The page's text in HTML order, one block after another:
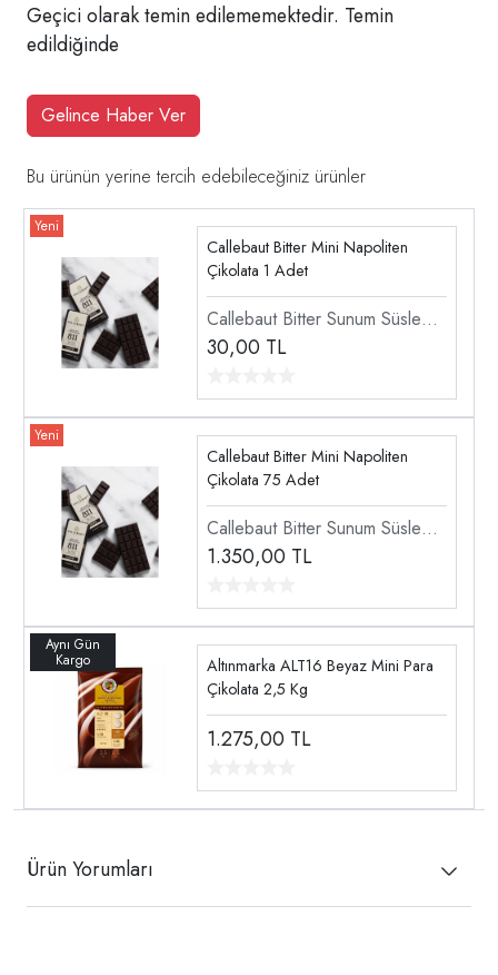
Geçici olarak temin edilememektedir. Temin
edildiğinde
Gelince Haber Ver
Bu ürünün yerine tercih edebileceğiniz ürünler
Callebaut Bitter Mini Napoliten
Çikolata 1 Adet
Callebaut Bitter Sunum Süsleme
Çikolatası
30,00 TL
Callebaut Bitter Mini Napoliten
Çikolata 75 Adet
Callebaut Bitter Sunum Süsleme
Çikolatası
1.350,00 TL
Altınmarka ALT16 Beyaz Mini Para
Çikolata 2,5 Kg
1.275,00 TL
Ürün Yorumları